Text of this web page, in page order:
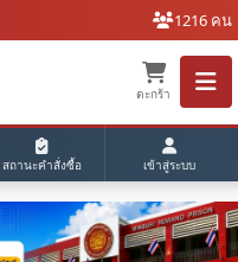
1216 คน
ตะกร้า
สถานะคำสั่งซื้อ เข้าสู่ระบบ